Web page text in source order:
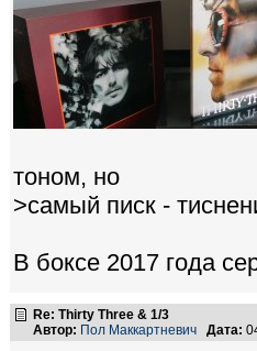
тоном, но
>самый писк -
В боксе 2017 года
Re: Thirty Three & 1/3
Автор: Пол Маккартневич Дата: